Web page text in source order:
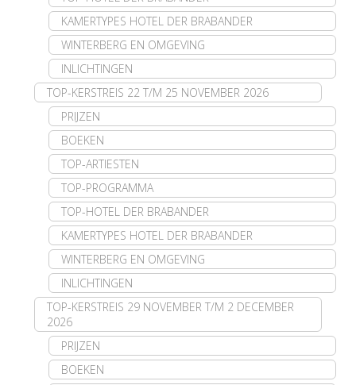
KAMERTYPES HOTEL DER BRABANDER
WINTERBERG EN OMGEVING
INLICHTINGEN
TOP-KERSTREIS 22 T/M 25 NOVEMBER 2026
PRIJZEN
BOEKEN
TOP-ARTIESTEN
TOP-PROGRAMMA
TOP-HOTEL DER BRABANDER
KAMERTYPES HOTEL DER BRABANDER
WINTERBERG EN OMGEVING
INLICHTINGEN
TOP-KERSTREIS 29 NOVEMBER T/M 2 DECEMBER
2026
PRIJZEN
BOEKEN